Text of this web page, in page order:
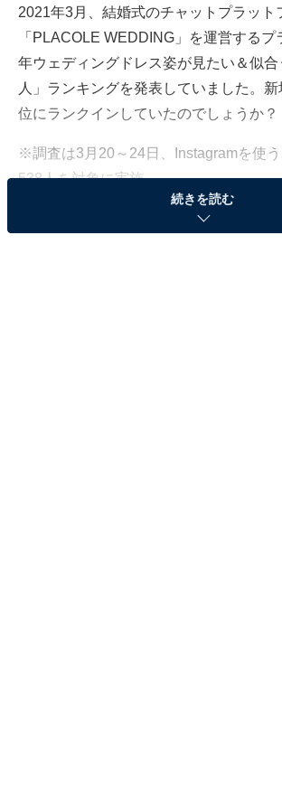
2021年3月、結婚式のチャットプラット
「PLACOLE WEDDING」を運営するプ
年ウェディングドレス姿が見たい＆似
人」ランキングを発表していました。
位にランクインしていたのでしょうか？
※調査は3月20～24日、Instagramを使
538人を対象に実施
続きを読む